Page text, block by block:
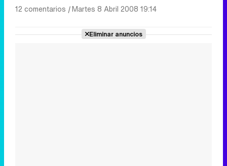
12 comentarios |Martes 8 Abril 2008 19:14
Eliminar anuncios